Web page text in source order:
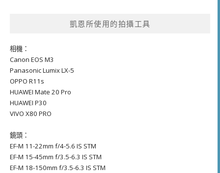
凱恩所使用的拍攝工具
相機：
Canon EOS M3
Panasonic Lumix LX-5
OPPO R11s
HUAWEI Mate 20 Pro
HUAWEI P30
VIVO X80 PRO
鏡頭：
EF-M 11-22mm f/4-5.6 IS STM
EF-M 15-45mm f/3.5-6.3 IS STM
EF-M 18-150mm f/3.5-6.3 IS STM